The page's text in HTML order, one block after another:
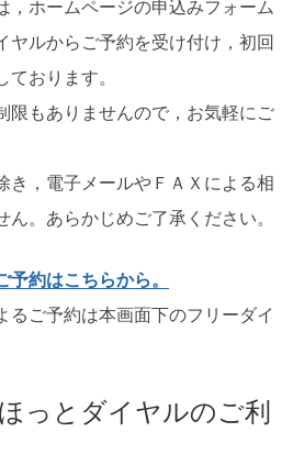
，ホームページの申込みフォーム
ヤルからご予約を受け付け，初回
ております。
限もありませんので，お気軽にご
き，電子メールやＦＡＸによる相
。あらかじめご了承ください。
約はこちらから。
ご予約は本画面下のフリーダイ
っとダイヤルのご利